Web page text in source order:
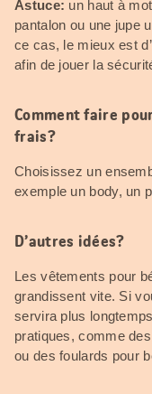
Astuce: un haut à
pantalon ou une jupe
ce cas, le mieux est
afin de jouer la
Comment faire
frais?
Choisissez un
exemple un body, un
D’autres idées?
Les vêtements pour
grandissent vite. Si
servira plus
pratiques, comme
ou des foulards pour